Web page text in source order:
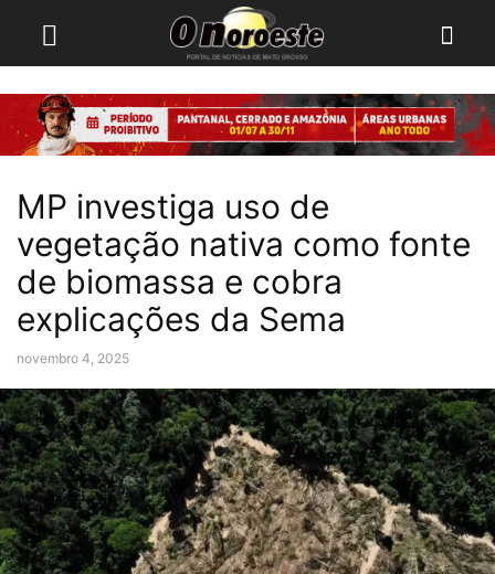
MP investiga uso de
vegetação nativa como fonte
de biomassa e cobra
explicações da Sema
novembro 4, 2025